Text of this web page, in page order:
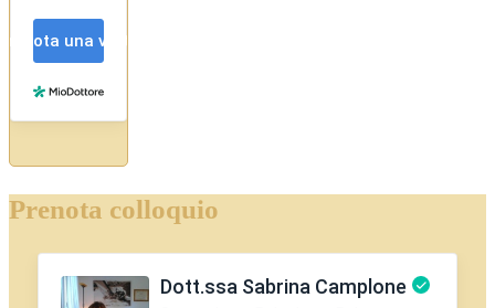
Prenota colloquio